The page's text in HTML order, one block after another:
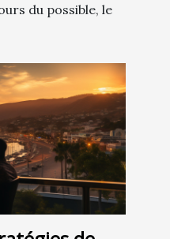
du possible, le